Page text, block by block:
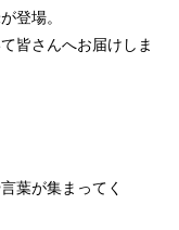
登場。
皆さんへお届けしま
葉が集まってく